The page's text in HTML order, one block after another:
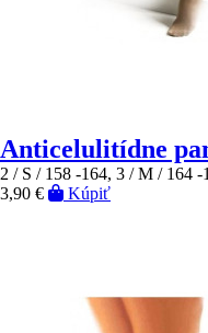
Anticelulitídne
2 / S / 158 -164, 3 / M / 164
3,90 €
Kúpiť